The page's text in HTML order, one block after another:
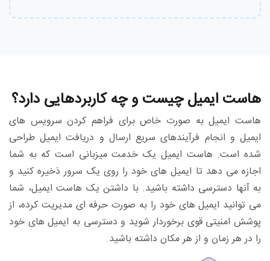
هاست ایمیل چیست و چه کاربردهایی دارد؟
هاست ایمیل به صورت خاص برای فراهم کردن سرویس های
ایمیل و انجام فرآیندهای سریع ارسال و دریافت ایمیل طراحی
شده است. هاست ایمیل یک خدمت میزبانی است که به شما
اجازه می دهد تا ایمیل های خود را روی یک سرور ذخیره کنید و
به آنها دسترسی داشته باشید. با داشتن یک هاست ایمیل، شما
می توانید ایمیل های خود را به صورت حرفه ای مدیریت کرده، از
پوشش امنیتی قوی برخوردار شوید و دسترسی به ایمیل های خود
را در هر زمان و از هر مکان داشته باشید.